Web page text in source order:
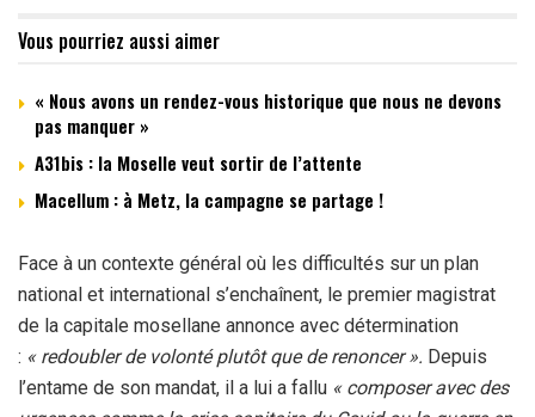
Vous pourriez aussi aimer
« Nous avons un rendez-vous historique que nous ne devons
pas manquer »
A31bis : la Moselle veut sortir de l’attente
Macellum : à Metz, la campagne se partage !
Face à un contexte général où les difficultés sur un plan
national et international s’enchaînent, le premier magistrat
de la capitale mosellane annonce avec détermination
: « redoubler de volonté plutôt que de renoncer ». Depuis
l’entame de son mandat, il a lui a fallu « composer avec des